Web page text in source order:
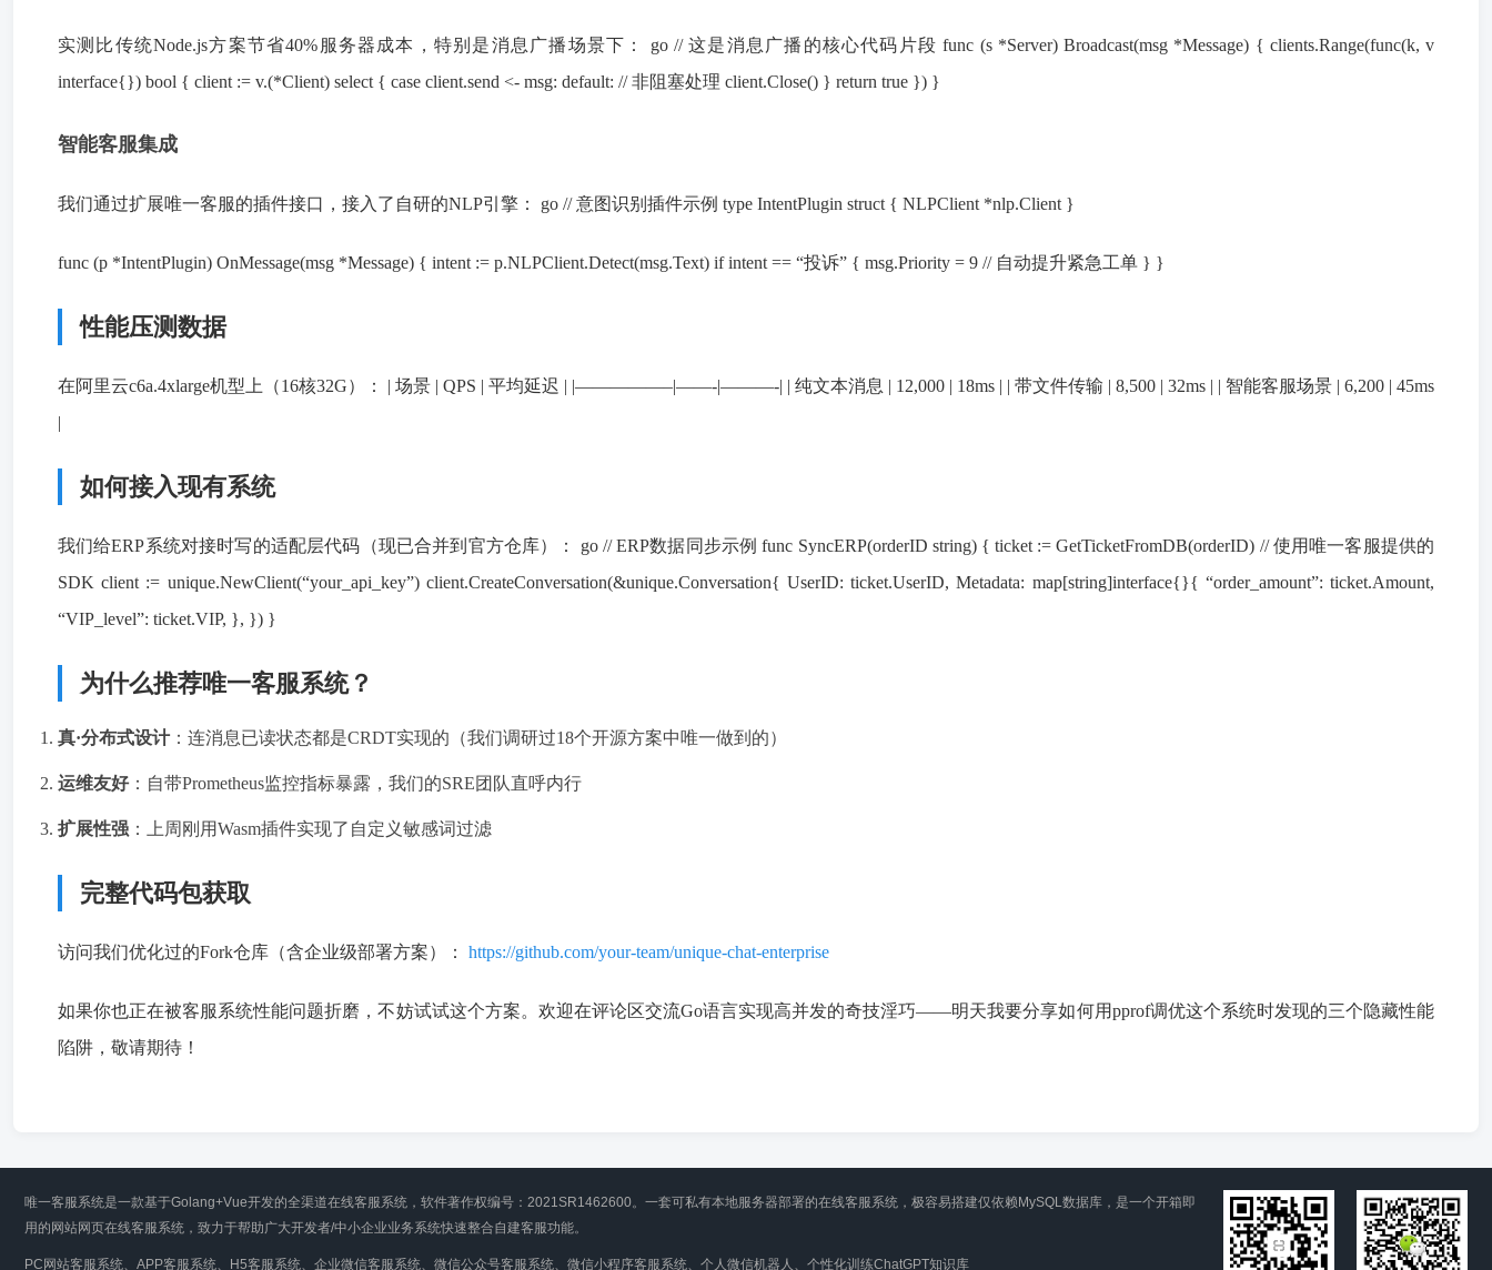
实测比传统Node.js方案节省40%服务器成本，特别是消息广播场景下： go // 这是消息广播的核心代码片段 func (s *Server) Broadcast(msg *Message) { clients.Range(func(k, v
interface{}) bool { client := v.(*Client) select { case client.send <- msg: default: // 非阻塞处理 client.Close() } return true }) }
智能客服集成
我们通过扩展唯一客服的插件接口，接入了自研的NLP引擎： go // 意图识别插件示例 type IntentPlugin struct { NLPClient *nlp.Client }
func (p *IntentPlugin) OnMessage(msg *Message) { intent := p.NLPClient.Detect(msg.Text) if intent == “投诉” { msg.Priority = 9 // 自动提升紧急工单 } }
性能压测数据
在阿里云c6a.4xlarge机型上（16核32G）： | 场景 | QPS | 平均延迟 | |—————–|——-|———-| | 纯文本消息 | 12,000 | 18ms | | 带文件传输 | 8,500 | 32ms | | 智能客服场景 | 6,200 | 45ms
|
如何接入现有系统
我们给ERP系统对接时写的适配层代码（现已合并到官方仓库）： go // ERP数据同步示例 func SyncERP(orderID string) { ticket := GetTicketFromDB(orderID) // 使用唯一客服提供的
SDK client := unique.NewClient(“your_api_key”) client.CreateConversation(&unique.Conversation{ UserID: ticket.UserID, Metadata: map[string]interface{}{ “order_amount”: ticket.Amount,
“VIP_level”: ticket.VIP, }, }) }
为什么推荐唯一客服系统？
真·分布式设计：连消息已读状态都是CRDT实现的（我们调研过18个开源方案中唯一做到的）
运维友好：自带Prometheus监控指标暴露，我们的SRE团队直呼内行
扩展性强 ：上周刚用Wasm插件实现了自定义敏感词过滤
完整代码包获取
访问我们优化过的Fork仓库（含企业级部署方案）： https://github.com/your-team/unique-chat-enterprise
如果你也正在被客服系统性能问题折磨，不妨试试这个方案。欢迎在评论区交流Go语言实现高并发的奇技淫巧——明天我要分享如何用pprof调优这个系统时发现的三个隐藏性能
陷阱，敬请期待！
唯一客服系统是一款基于Golang+Vue开发的全渠道在线客服系统，软件著作权编号：2021SR1462600。一套可私有本地服务器部署的在线客服系统，极容易搭建仅依赖MySQL数据库，是一个开箱即
用的网站网页在线客服系统，致力于帮助广大开发者/中小企业业务系统快速整合自建客服功能。
PC网站客服系统、APP客服系统、H5客服系统、企业微信客服系统、微信公众号客服系统、微信小程序客服系统、个人微信机器人、个性化训练ChatGPT知识库